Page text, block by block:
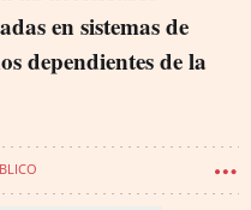
en sistemas de
dependientes de la